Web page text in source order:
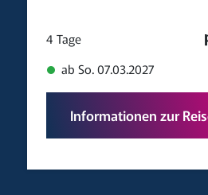
4 Tage
ab So. 07.03.2027
Informationen zur